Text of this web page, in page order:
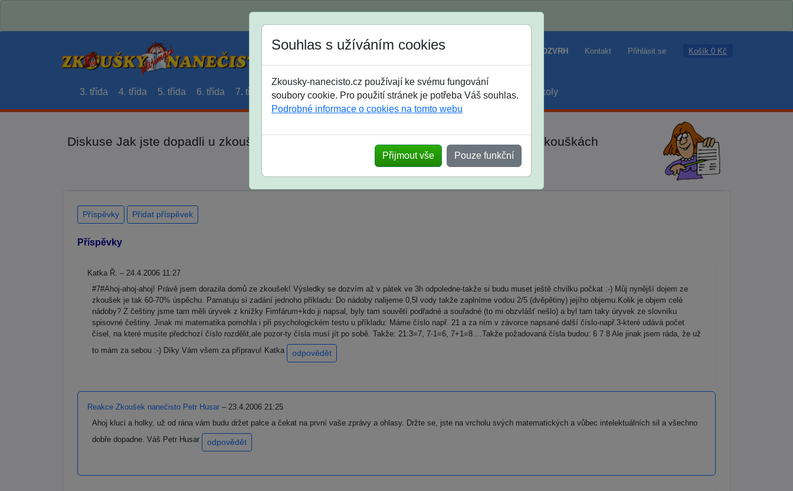
Jak si vybrat ROZVRH Kontakt Přihlásit se Košík 0 Kč
3. třída 4. třída 5. třída 6. třída 7. třída 8. třída 9. třída střední maturanti soutěže prázdniny školy
Diskuse Jak jste dopadli u zkoušek na SŠ? Vaše ohlasy po skutečných přijímacích zkouškách
Souhlas s užíváním cookies
Zkousky-nanecisto.cz používají ke svému fungování
soubory cookie. Pro použití stránek je potřeba Váš souhlas.
Podrobné informace o cookies na tomto webu
Přijmout vše Pouze funkční
Příspěvky Přidat příspěvek
Příspěvky
Katka Ř. – 24.4.2006 11:27
#7#Ahoj-ahoj-ahoj! Právě jsem dorazila domů ze zkoušek! Výsledky se dozvím až v pátek ve 3h odpoledne-takže si budu muset ještě chvilku počkat :-) Můj nynější dojem ze
zkoušek je tak 60-70% úspěchu. Pamatuju si zadání jednoho příkladu: Do nádoby nalijeme 0,5l vody takže zaplníme vodou 2/5 (dvěpětiny) jejího objemu.Kolik je objem celé
nádoby? Z češtiny jsme tam měli úryvek z knížky Fimfárum+kdo ji napsal, byly tam souvětí podřadné a souřadné (to mi obzvlášť nešlo) a byl tam taky úryvek ze slovníku
spisovné češtiny. Jinak mi matematika pomohla i při psychologickém testu u příkladu: Máme číslo např. 21 a za ním v závorce napsané další číslo-např.3-které udává počet
čísel, na které musíte předchozí číslo rozdělit,ale pozor-ty čísla musí jít po sobě. Takže: 21:3=7, 7-1=6, 7+1=8....Takže požadovaná čísla budou: 6 7 8 Ale jinak jsem ráda, že už
to mám za sebou :-) Díky Vám všem za přípravu! Katka
odpovědět
Reakce Zkoušek nanečisto Petr Husar – 23.4.2006 21:25
Ahoj kluci a holky, už od rána vám budu držet palce a čekat na první vaše zprávy a ohlasy. Držte se, jste na vrcholu svých matematických a vůbec intelektuálních sil a všechno
dobře dopadne. Váš Petr Husar
odpovědět